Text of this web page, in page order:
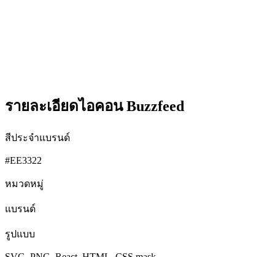
รายละเอียดไอคอน Buzzfeed
สีประจำแบรนด์
#EE3322
หมวดหมู่
แบรนด์
รูปแบบ